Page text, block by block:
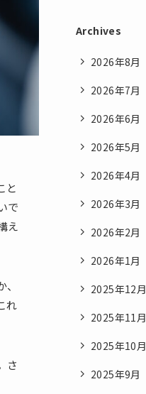
と
で
え
れ
さ
Archives
2026年8月
2026年7月
2026年6月
2026年5月
2026年4月
2026年3月
2026年2月
2026年1月
2025年12月
2025年11月
2025年10月
2025年9月